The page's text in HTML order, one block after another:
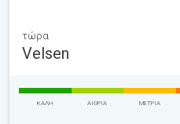
τώρα
Velsen
ΚΑΛΉ ΑΊΘΡΙΑ ΜΈΤΡΙΑ